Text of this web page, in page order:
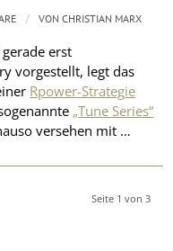
gerade erst
vorgestellt, legt das
Rpower-Strategie
„Tune Series“
versehen mit …
/ VONCHRISTIAN MARX
Seite 1 von 3